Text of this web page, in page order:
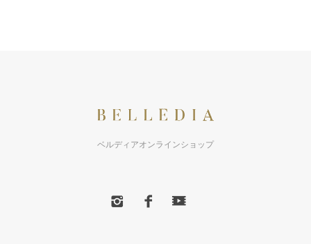
ベルディアオンラインショップ